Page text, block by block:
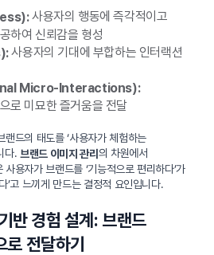
사용자의 행동에 즉각적이고
하여 신뢰감을 형성
사용자의 기대에 부합하는 인터랙션
Micro-Interactions):
로 미묘한 즐거움을 전달
드의 태도를 ‘사용자가 체험하는
다.브랜드 이미지 관리의 차원에서
용자가 브랜드를 ‘기능적으로 편리하다’가
’고 느끼게 만드는 결정적 요인입니다.
반 경험 설계: 브랜드
로 전달하기